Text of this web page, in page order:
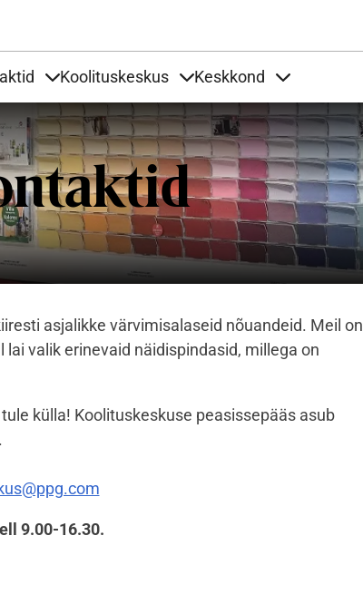
Koolituskeskus Keskkond
asjalikke värvimisalaseid nõuandeid. Meil on
lai valik erinevaid näidispindasid, millega on
külla! Koolituskeskuse peasissepääs asub
9.00-16.30.